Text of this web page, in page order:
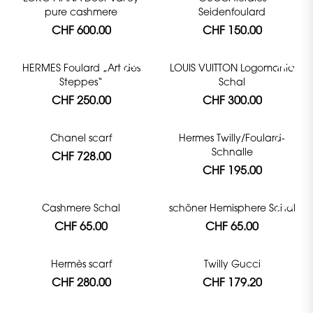
pure cashmere
CHF 600.00
Seidenfoulard
CHF 150.00
HERMES Foulard „Art des
Steppes“
CHF 250.00
LOUIS VUITTON Logomania
Schal
CHF 300.00
Chanel scarf
CHF 728.00
Hermes Twilly/Foulard-
Schnalle
CHF 195.00
Cashmere Schal
CHF 65.00
schöner Hemisphere Schal
CHF 65.00
Hermès scarf
CHF 280.00
Twilly Gucci
CHF 179.20